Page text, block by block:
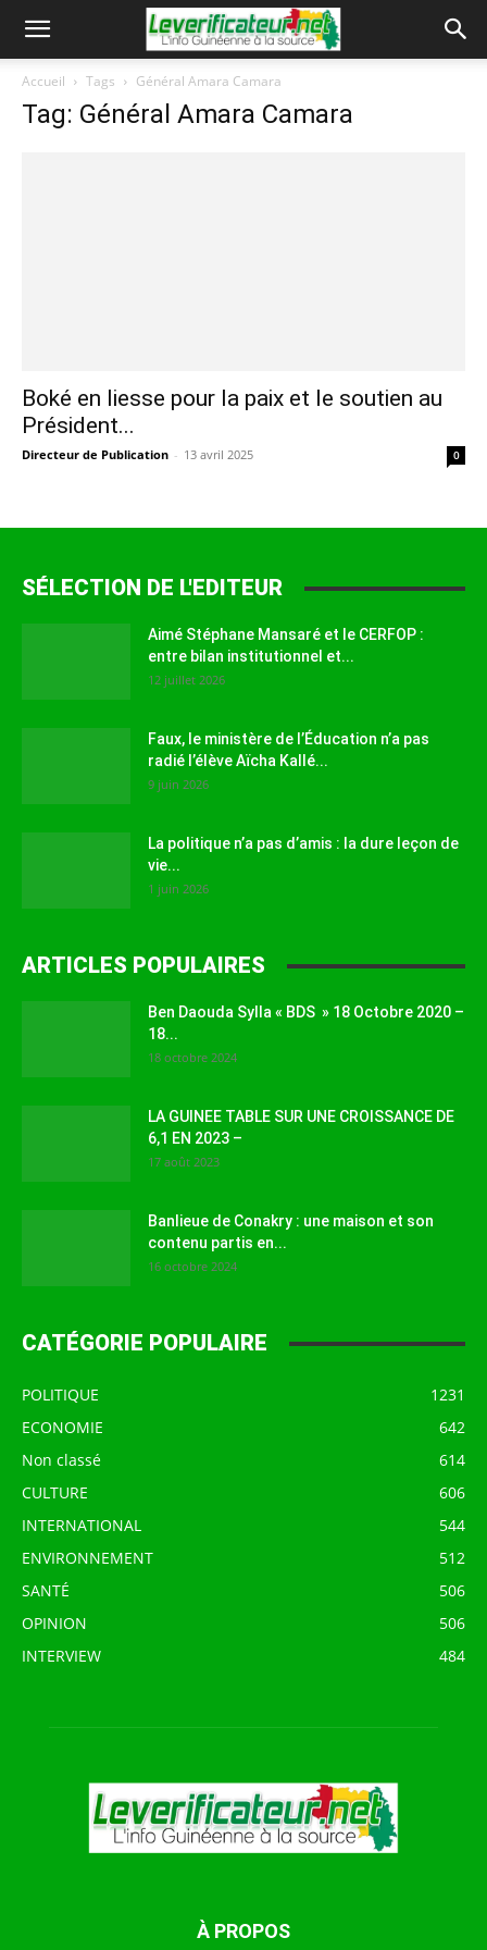
Accueil Tags Général Amara Camara
Tag: Général Amara Camara
Boké en liesse pour la paix et le soutien au
Président...
Directeur de Publication - 13 avril 2025 0
SÉLECTION DE L'EDITEUR
Aimé Stéphane Mansaré et le CERFOP :
entre bilan institutionnel et...
12 juillet 2026
Faux, le ministère de l’Éducation n’a pas
radié l’élève Aïcha Kallé...
9 juin 2026
La politique n’a pas d’amis : la dure leçon de
vie...
1 juin 2026
ARTICLES POPULAIRES
Ben Daouda Sylla « BDS » 18 Octobre 2020 –
18...
18 octobre 2024
LA GUINEE TABLE SUR UNE CROISSANCE DE
6,1 EN 2023 –
17 août 2023
Banlieue de Conakry : une maison et son
contenu partis en...
16 octobre 2024
CATÉGORIE POPULAIRE
POLITIQUE
1231
ECONOMIE
642
Non classé
614
CULTURE
606
INTERNATIONAL
544
ENVIRONNEMENT
512
SANTÉ
506
OPINION
506
INTERVIEW
484
À PROPOS